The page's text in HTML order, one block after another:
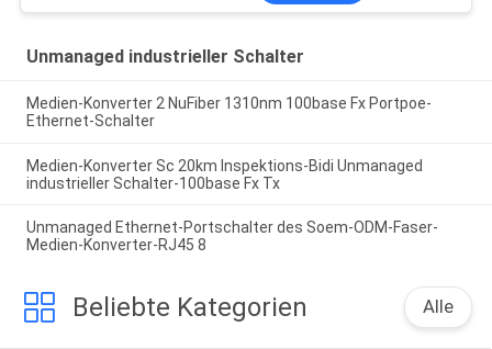
Unmanaged industrieller Schalter
Medien-Konverter 2 NuFiber 1310nm 100base Fx Portpoe-
Ethernet-Schalter
Medien-Konverter Sc 20km Inspektions-Bidi Unmanaged
industrieller Schalter-100base Fx Tx
Unmanaged Ethernet-Portschalter des Soem-ODM-Faser-
Medien-Konverter-RJ45 8
Beliebte Kategorien Alle